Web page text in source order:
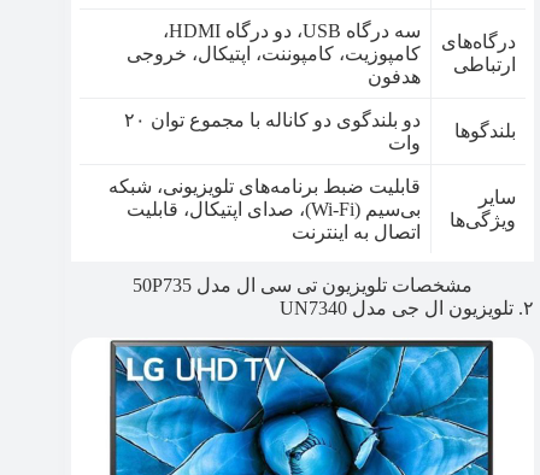
درگاه‌های
ارتباطی
سه درگاه USB، دو درگاه HDMI،
کامپوزیت، کامپوننت، اپتیکال، خروجی
هدفون
بلندگوها
دو بلندگوی دو کاناله با مجموع توان ۲۰
وات
سایر
ویژگی‌ها
قابلیت ضبط برنامه‌های تلویزیونی، شبکه
بی‌سیم (Wi-Fi)، صدای اپتیکال، قابلیت
اتصال به اینترنت
مشخصات تلویزیون تی سی ال مدل 50P735
۲. تلویزیون ال جی مدل UN7340